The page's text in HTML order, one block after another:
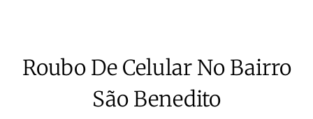
Roubo De Celular No Bairro
São Benedito